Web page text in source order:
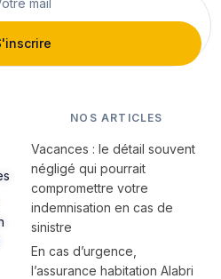
NOS ARTICLES
Vacances : le détail souvent
négligé qui pourrait
compromettre votre
indemnisation en cas de
sinistre
En cas d’urgence,
l’assurance habitation Alabri